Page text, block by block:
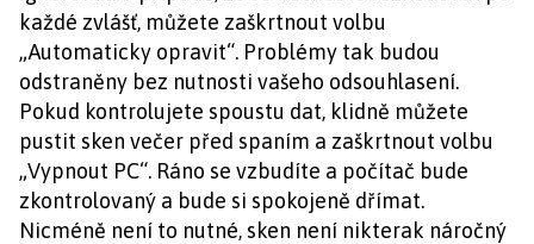
každé zvlášť, můžete zaškrtnout volbu
„Automaticky opravit“. Problémy tak budou
odstraněny bez nutnosti vašeho odsouhlasení.
Pokud kontrolujete spoustu dat, klidně můžete
pustit sken večer před spaním a zaškrtnout volbu
„Vypnout PC“. Ráno se vzbudíte a počítač bude
zkontrolovaný a bude si spokojeně dřímat.
Nicméně není to nutné, sken není nikterak náročný